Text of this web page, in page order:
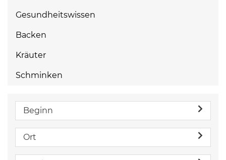
Gesundheitswissen
Backen
Kräuter
Schminken
Beginn
Ort